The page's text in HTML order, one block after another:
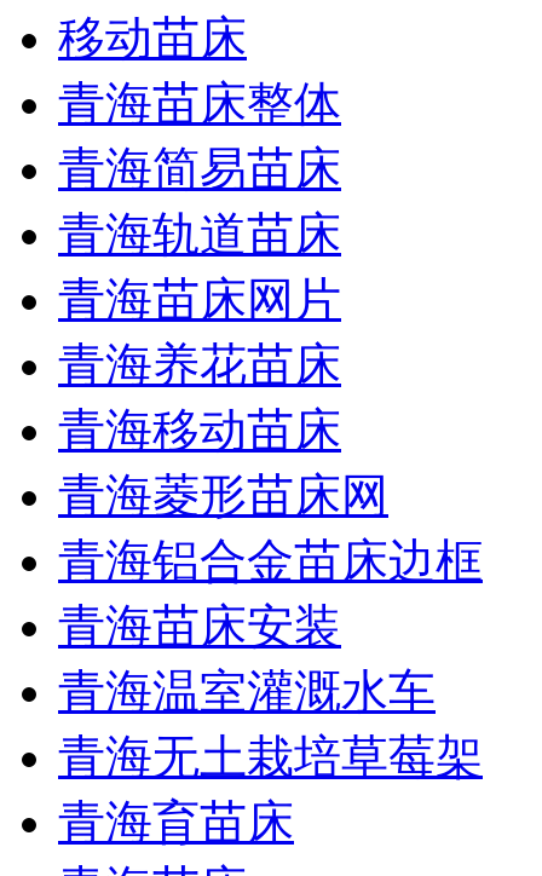
移动苗床
青海苗床整体
青海简易苗床
青海轨道苗床
青海苗床网片
青海养花苗床
青海移动苗床
青海菱形苗床网
青海铝合金苗床边框
青海苗床安装
青海温室灌溉水车
青海无土栽培草莓架
青海育苗床